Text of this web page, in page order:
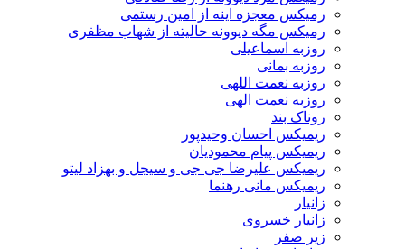
رمیکس معجزه اینه از امین رستمی
رمیکس مگه دیوونه حالیته از شهاب مظفری
روزبه اسماعیلی
روزبه بمانی
روزبه نعمت اللهی
روزبه نعمت الهی
روناک بند
ریمیکس احسان وحیدپور
ریمیکس پیام محمودیان
ریمیکس علیرضا جی جی و سیجل و بهزاد لیتو
ریمیکس مانی رهنما
زانیار
زانیار خسروی
زیر صفر